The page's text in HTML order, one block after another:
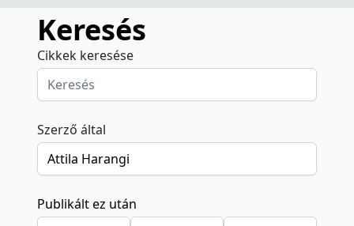
Keresés
Cikkek keresése
Szerző által
Publikált ez után